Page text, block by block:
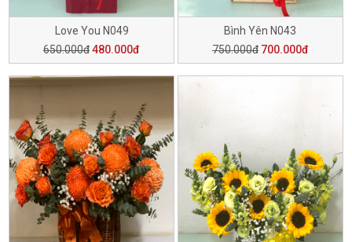
Love You N049
650.000đ480.000đ
Bình Yên N043
750.000đ 700.000đ